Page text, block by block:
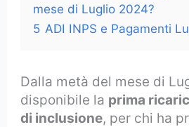
mese di Luglio 2024?
5 ADI INPS e Pagamenti
Dalla metà del mese di
disponibile la prima
di inclusione, per chi ha